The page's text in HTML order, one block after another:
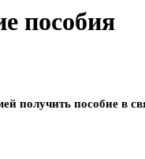
пособия
получить пособие в